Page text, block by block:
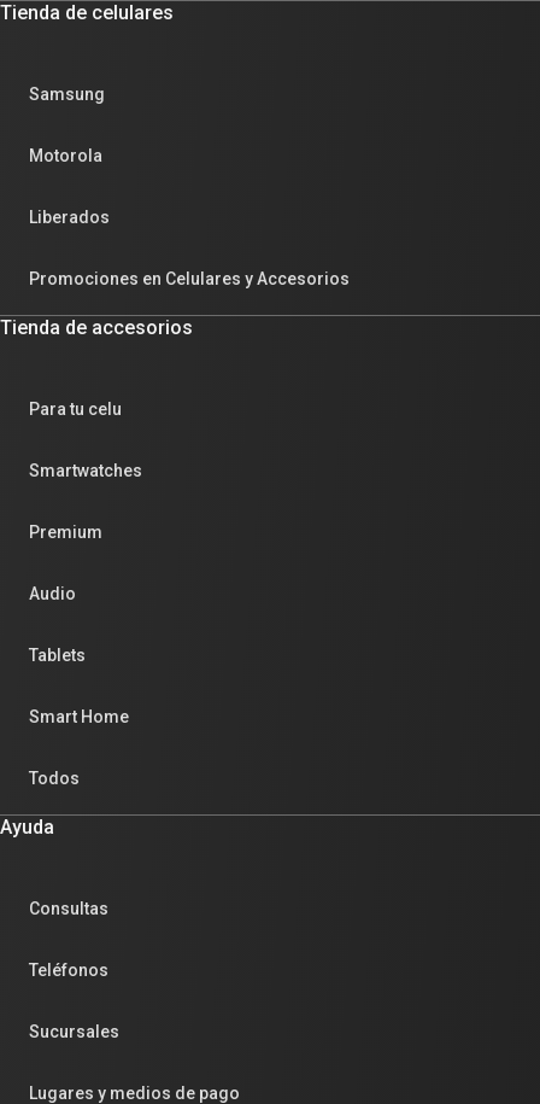
Tienda de celulares
Samsung
Motorola
Liberados
Promociones en Celulares y Accesorios
Tienda de accesorios
Para tu celu
Smartwatches
Premium
Audio
Tablets
Smart Home
Todos
Ayuda
Consultas
Teléfonos
Sucursales
Lugares y medios de pago